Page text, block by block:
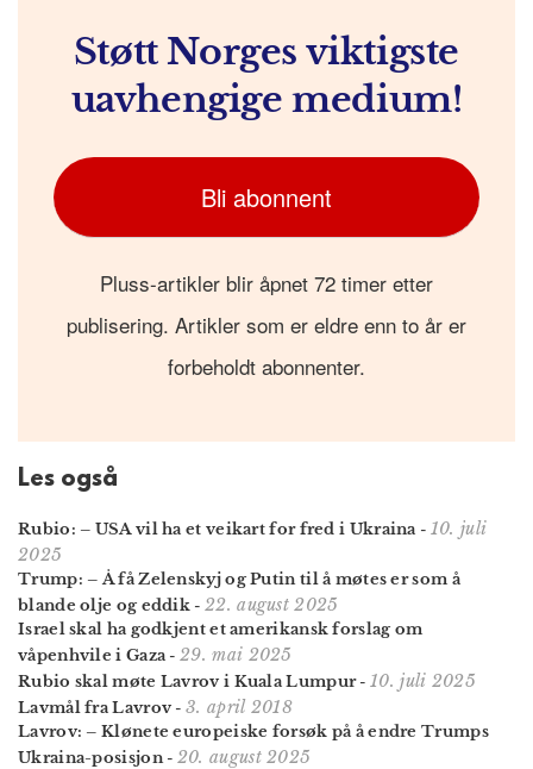
Støtt Norges viktigste
uavhengige medium!
Bli abonnent
Pluss-artikler blir åpnet 72 timer etter
publisering. Artikler som er eldre enn to år er
forbeholdt abonnenter.
Les også
Rubio: – USA vil ha et veikart for fred i Ukraina - 10. juli
2025
Trump: – Å få Zelenskyj og Putin til å møtes er som å
blande olje og eddik -22. august 2025
Israel skal ha godkjent et amerikansk forslag om
våpenhvile i Gaza -29. mai 2025
Rubio skal møte Lavrov i Kuala Lumpur-10. juli 2025
Lavmål fra Lavrov -3. april 2018
Lavrov: – Klønete europeiske forsøk på å endre Trumps
Ukraina-posisjon- 20. august 2025